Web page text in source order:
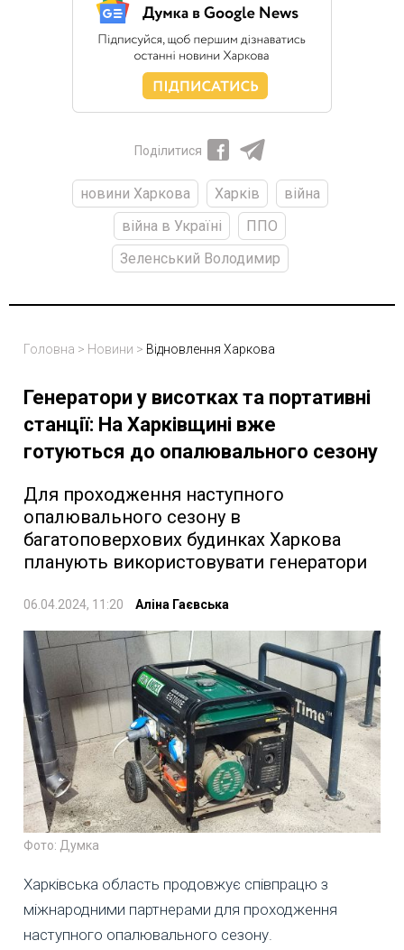
Поділитися
новини Харкова Харків
війна
війна в Україні
ППО
Зеленський Володимир
Головна > Новини > Відновлення Харкова
Генератори у висотках та портативні
станції: На Харківщині вже
готуються до опалювального сезону
Для проходження наступного
опалювального сезону в
багатоповерхових будинках Харкова
планують використовувати генератори
06.04.2024, 11:20 Аліна Гаєвська
Фото: Думка
Харківська область продовжує співпрацю з
міжнародними партнерами для проходження
наступного опалювального сезону.